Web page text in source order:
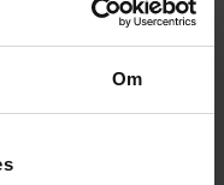
Om
vist en støt
er aftaget en smule